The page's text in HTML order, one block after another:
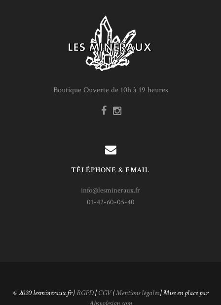
Boutique Ouverte de 10h à 19 heures
TÉLÉPHONE & EMAIL
info@lesmineraux.fr
01-42-60-05-40
© 2020 lesmineraux.fr |RGPD| CGV|Mentions légales| Mise en place par